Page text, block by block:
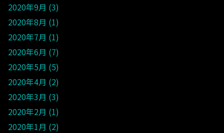
2020年9月 3
2020年8月 1
2020年7月 1
2020年6月 7
2020年5月 5
2020年4月 2
2020年3月 3
2020年2月 1
2020年1月 2